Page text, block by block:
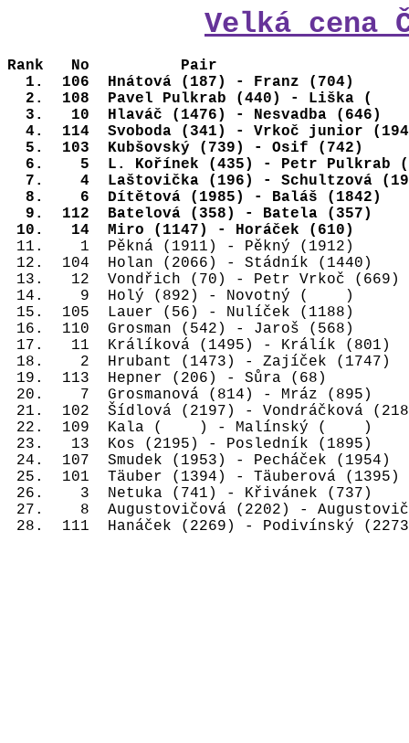
Velká cena
Rank No
Pair
1.
106
Hnátová (187) - Franz (704)
2.
108
Pavel Pulkrab (440) - Liška (
3.
10
Hlaváč (1476) - Nesvadba (646)
4.
114
Svoboda (341) - Vrkoč junior
5.
103
Kubšovský (739) - Osif (742)
6.
5
L. Kořínek (435) - Petr Pulkrab
7.
4
Laštovička (196) - Schultzová
8.
6
Dítětová (1985) - Baláš (1842)
9.
112
Batelová (358) - Batela (357)
10.
14
Miro (1147) - Horáček (610)
11.
1
Pěkná (1911) - Pěkný (1912)
12.
104
Holan (2066) - Stádník (1440)
13.
12
Vondřich (70) - Petr Vrkoč (669)
14.
9 Holý (892) - Novotný (
)
15.
105
Lauer (56) - Nulíček (1188)
16.
110
Grosman (542) - Jaroš (568)
17.
11
Králíková (1495) - Králík (801)
18.
2
Hrubant (1473) - Zajíček (1747)
19.
113
Hepner (206) - Sůra (68)
20.
7
Grosmanová (814) - Mráz (895)
21.
102
Šídlová (2197) - Vondráčková
22.
109 Kala ( ) - Malínský (
)
23.
13
Kos (2195) - Posledník (1895)
24.
107
Smudek (1953) - Pecháček (1954)
25.
101
Täuber (1394) - Täuberová (1395)
26.
3
Netuka (741) - Křivánek (737)
27.
8
Augustovičová (2202) -
28.
111 Hanáček (2269) - Podivínský